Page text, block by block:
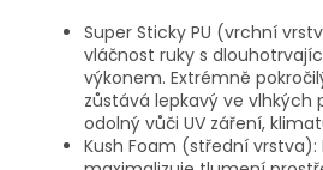
Super Sticky PU (vrchní
vláčnost ruky s
výkonem. Extrémně
zůstává lepkavý ve vlhkých
odolný vůči UV záření,
Kush Foam (střední vrstva):